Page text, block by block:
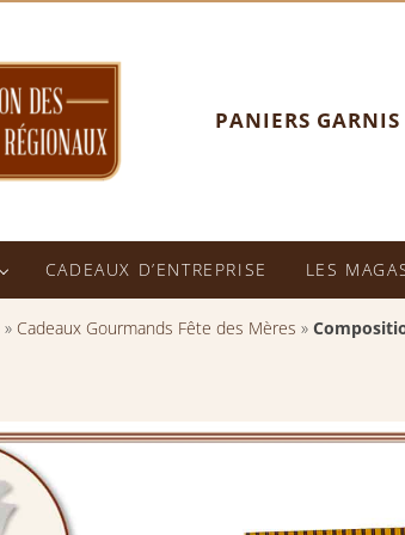
PANIERS GARNIS
CADEAUX D’ENTREPRISE LES
» Cadeaux Gourmands Fête des Mères »